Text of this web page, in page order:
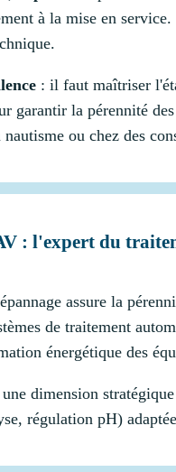
à la mise en
: il faut maîtriser
garantir la pérennité
nautisme ou chez des
: l'expert du
assure la
de traitement
énergétique des
une dimension
régulation pH)